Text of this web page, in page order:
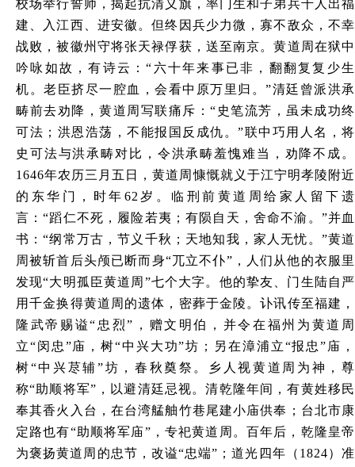
校场举行誓师，揭起抗清义旗，率门生和子弟兵千人出福
建、入江西、进安徽。但终因兵少力微，寡不敌众，不幸
战败，被徽州守将张天禄俘获，送至南京。黄道周在狱中
吟咏如故，有诗云：“六十年来事已非，翻翻复复少生
机。老臣挤尽一腔血，会看中原万里归。”清廷曾派洪承
畴前去劝降，黄道周写联痛斥：“史笔流芳，虽未成功终
可法；洪恩浩荡，不能报国反成仇。”联中巧用人名，将
史可法与洪承畴对比，令洪承畴羞愧难当，劝降不成。
1646年农历三月五日，黄道周慷慨就义于江宁明孝陵附近
的东华门，时年62岁。临刑前黄道周给家人留下遗
言：“蹈仁不死，履险若夷；有陨自天，舍命不渝。”并血
书：“纲常万古，节义千秋；天地知我，家人无忧。”黄道
周被斩首后头颅已断而身“兀立不仆”，人们从他的衣服里
发现“大明孤臣黄道周”七个大字。他的挚友、门生陆自严
用千金换得黄道周的遗体，密葬于金陵。讣讯传至福建，
隆武帝赐谥“忠烈”，赠文明伯，并令在福州为黄道周
立“闵忠”庙，树“中兴大功”坊；另在漳浦立“报忠”庙，
树“中兴荩辅”坊，春秋奠祭。乡人视黄道周为神，尊
称“助顺将军”，以避清廷忌视。清乾隆年间，有黄姓移民
奉其香火入台，在台湾艋舳竹巷尾建小庙供奉；台北市康
定路也有“助顺将军庙”，专祀黄道周。百年后，乾隆皇帝
为褒扬黄道周的忠节，改谥“忠端”；道光四年（1824）准